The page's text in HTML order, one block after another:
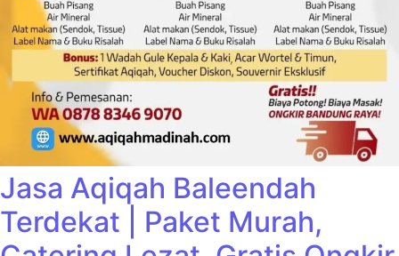
Jasa Aqiqah Baleendah
Terdekat | Paket Murah,